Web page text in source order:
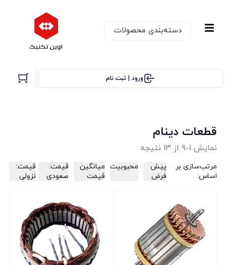
دسته‌بندی‌ محصولات
ورود | ثبت نام
قطعات دینام
نمایش 1–9 از 13 نتیجه
مرتب‌سازی بر
اساس:
پیش
فرض
محبوبیت میانگین
قیمت
قیمت:
صعودی
قیمت:
نزولی